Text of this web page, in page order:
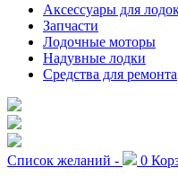
Аксессуары для
Запчасти
Лодочные моторы
Надувные лодки
Средства для ремонта
Список желаний - 0